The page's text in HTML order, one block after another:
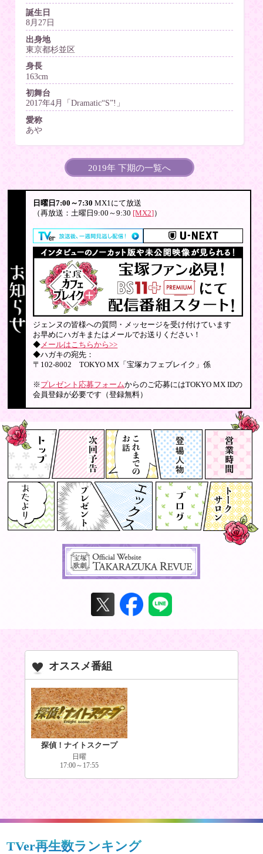
誕生日
8月27日
出身地
東京都杉並区
身長
163cm
初舞台
2017年4月「Dramatic“S”!」
愛称
あや
2019年 下期の一覧へ
日曜日7:00～7:30 MX1にて放送
（再放送：土曜日9:00～9:30 [MX2]）
ジェンヌの皆様への質問・メッセージを受け付けています
お早めにハガキまたはメールでお送りください！
◆メールはこちらから>>
◆ハガキの宛先：
〒102-8002 TOKYO MX「宝塚カフェブレイク」係
※ プレゼント応募フォームからのご応募にはTOKYO MX IDの
会員登録が必要です（登録無料）
オススメ番組
探偵！ナイトスクープ
日曜
17:00～17:55
TVer再生数ランキング